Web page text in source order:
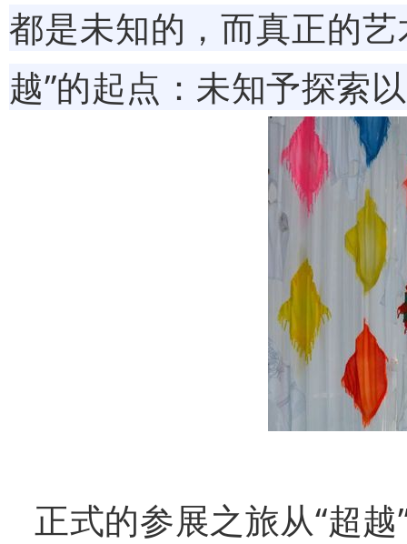
都是未知的，而真正的
越”的起点：未知予探索
正式的参展之旅从“超